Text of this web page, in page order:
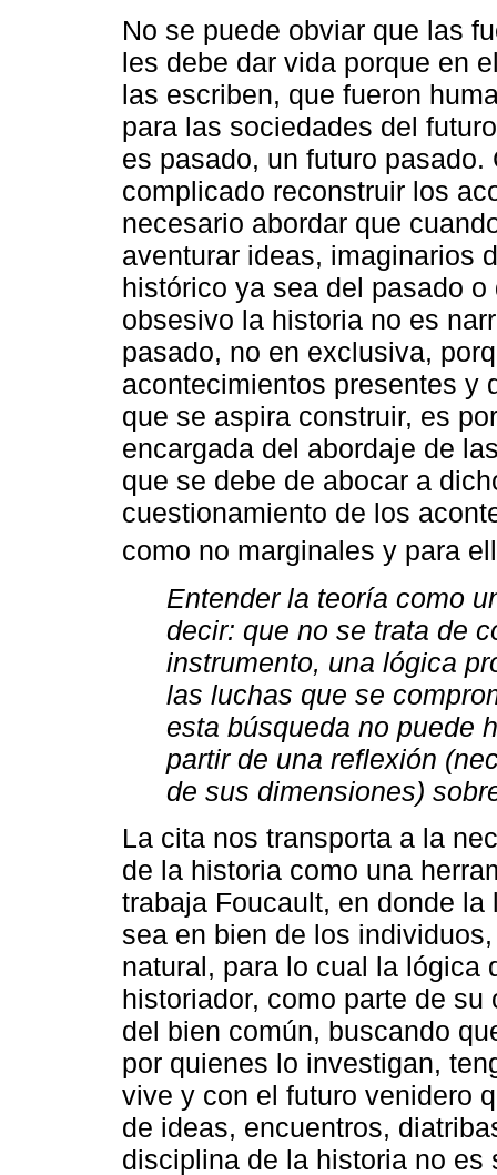
No se puede obviar que las
les debe dar vida porque en
las escriben, que fueron
para las sociedades del
es pasado, un futuro
complicado reconstruir los
necesario abordar que
aventurar ideas, imaginarios
histórico ya sea del pasado
obsesivo la historia no es
pasado, no en exclusiva,
acontecimientos presentes y
que se aspira construir, es
encargada del abordaje de
que se debe de abocar a
cuestionamiento de los
como no marginales y para
Entender la teoría como
decir: que no se trata de
instrumento, una lógica
las luchas que se
esta búsqueda no puede
partir de una reflexión
de sus dimensiones)
La cita nos transporta a la
de la historia como una
trabaja Foucault, en donde
sea en bien de los
natural, para lo cual la lógica
historiador, como parte de
del bien común, buscando
por quienes lo investigan,
vive y con el futuro venidero
de ideas, encuentros,
disciplina de la historia no es